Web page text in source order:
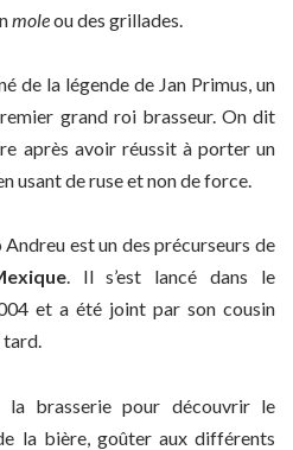
moleou des grillades.
de la légende de Jan Primus, un
grand roi brasseur. On dit
après avoir réussit à porter un
usant de ruse et non de force.
est un des précurseurs de
. Il s’est lancé dans le
et a été joint par son cousin
tard.
brasserie pour découvrir le
la bière, goûter aux différents